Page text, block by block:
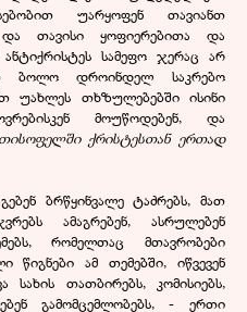
უარყოფენ თავიანთ
და თავისი ყოფიერებითა და
სამეფო ჯერაც არ
ბოლო დროინდელ საკრებო
უახლეს თხზულებებში ისინი
მოუწოდებენ, და
ქრისტესთან ერთად
ბრწყინვალე ტაძრებს, მათ
ამაგრებენ, ასრულებენ
რომელთაც მთავრობები
წიგნები ამ თემებში, იწვევენ
სახის თათბირებს, კომისიებს,
გამომცემლობებს, - ერთი